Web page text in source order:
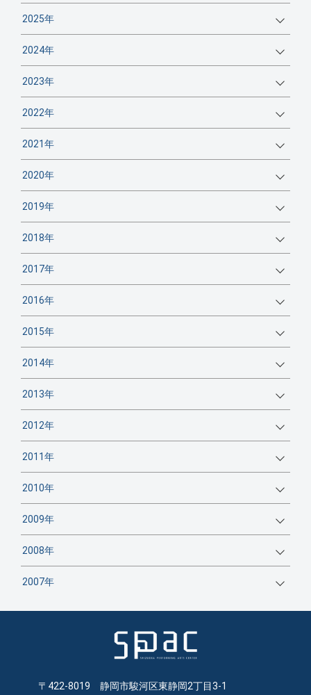
2025年
2024年
2023年
2022年
2021年
2020年
2019年
2018年
2017年
2016年
2015年
2014年
2013年
2012年
2011年
2010年
2009年
2008年
2007年
〒422-8019 静岡市駿河区東静岡2丁目3-1